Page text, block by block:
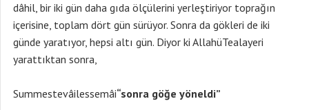
dâhil, bir iki gün daha gıda ölçülerini yerleştiriyor toprağın
içerisine, toplam dört gün sürüyor. Sonra da gökleri de iki
günde yaratıyor, hepsi altı gün. Diyor ki AllahüTealayeri
yarattıktan sonra,
Summestevâilessemâi“sonra göğe yöneldi”